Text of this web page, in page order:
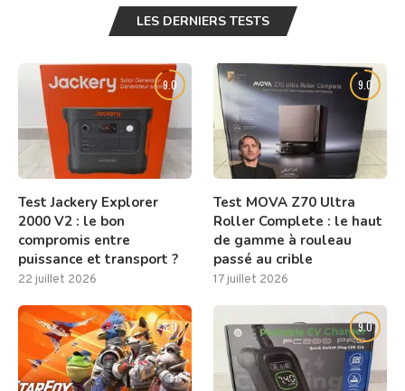
LES DERNIERS TESTS
9.0
Test Jackery Explorer
2000 V2 : le bon
compromis entre
puissance et transport ?
22 juillet 2026
9.0
Test MOVA Z70 Ultra
Roller Complete : le haut
de gamme à rouleau
passé au crible
17 juillet 2026
8.0 9.0